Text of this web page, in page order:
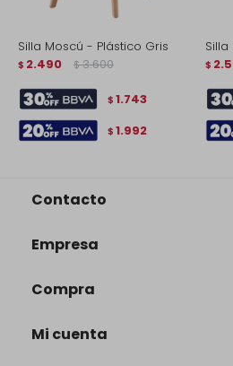
Silla Moscú - Plástico Gris
$ 2.490 $ 3.600
$ 1.743
$ 1.992
$
Contacto
Empresa
Compra
Mi cuenta